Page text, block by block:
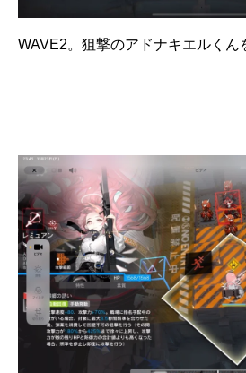
WAVE2。狙撃のアドナキエルくん